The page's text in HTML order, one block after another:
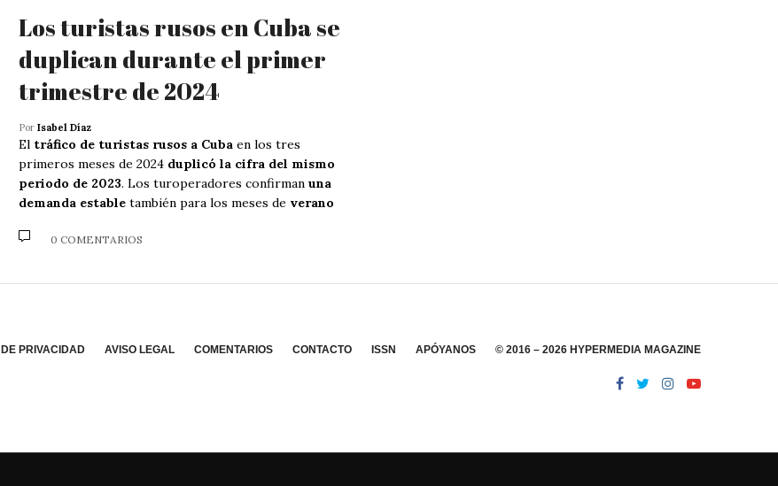
Los turistas rusos en Cuba se
duplican durante el primer
trimestre de 2024
Por Isabel Díaz
El tráfico de turistas rusos a Cuba en los tres
primeros meses de 2024 duplicó la cifra del mismo
periodo de 2023. Los turoperadores confirman una
demanda estable también para los meses de verano
0 COMENTARIOS
PRIVACIDAD AVISO LEGAL COMENTARIOS CONTACTO ISSN APÓYANOS © 2016 – 2026 HYPERMEDIA MAGAZINE